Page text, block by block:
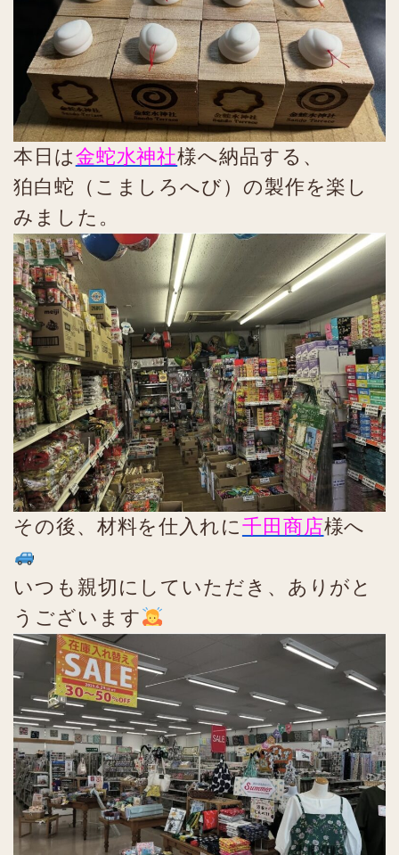
本日は金蛇水神社様へ納品する、
狛白蛇（こましろへび）の製作を楽し
みました。
その後、材料を仕入れに千田商店様へ
いつも親切にしていただき、ありがと
うございます